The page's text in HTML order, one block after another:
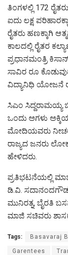
ತಿಂಗಳಲ್ಲಿ 172
ಐದು ಲಕ್ಷ
ರೈತರು ಹಣಕ್ಕಾಗಿ
ಕಾಲದಲ್ಲಿ ರೈತರ
ಪ್ರಧಾನಮಂತ್ರಿ
ಸಾವಿರ ರೂ
ವಿದ್ಯಾನಿಧಿ ಯೋಜನೆ
ಸಿಎಂ ಸಿದ್ದರಾಮಯ್ಯ
ಒಂದು ಅಗಳು
ಮೋದಿಯವರು
ರಾಜ್ಯದ ಜನರು
ಹೇಳಿದರು.
ಪ್ರತಿಭಟನೆಯಲ್ಲಿ
ಡಿ.ವಿ.
ಮುನಿರತ್ನ, ಬೈರತಿ
ಮಾಜಿ ಸಚಿವರು
Tags: Basavaraj
Garentees